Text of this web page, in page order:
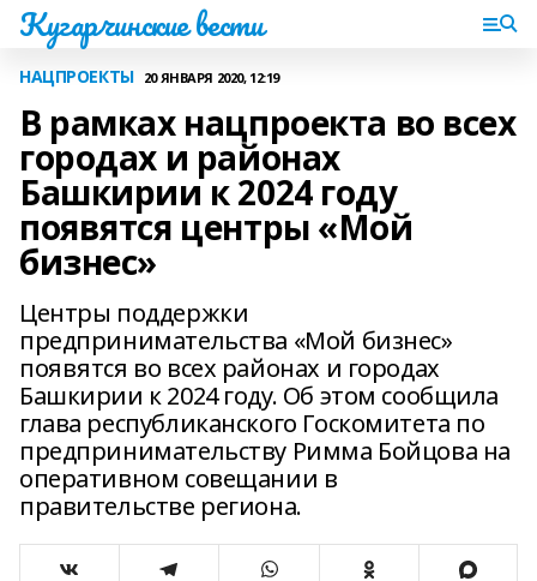
Кугарчинские вести
НАЦПРОЕКТЫ 20 ЯНВАРЯ 2020, 12:19
В рамках нацпроекта во всех
городах и районах
Башкирии к 2024 году
появятся центры «Мой
бизнес»
Центры поддержки
предпринимательства «Мой бизнес»
появятся во всех районах и городах
Башкирии к 2024 году. Об этом сообщила
глава республиканского Госкомитета по
предпринимательству Римма Бойцова на
оперативном совещании в
правительстве региона.